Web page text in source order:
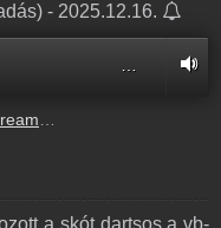
- 2025.12.16.
adas.mp3
a skót dartsos a vb-